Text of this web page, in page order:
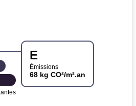
E
Émissions
68 kg CO²/m².an